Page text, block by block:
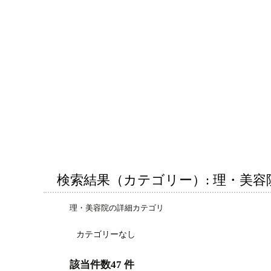
検索結果（カテゴリー）: 理・美容
理・美容院の詳細カテゴリ
カテゴリーなし
該当件数47 件